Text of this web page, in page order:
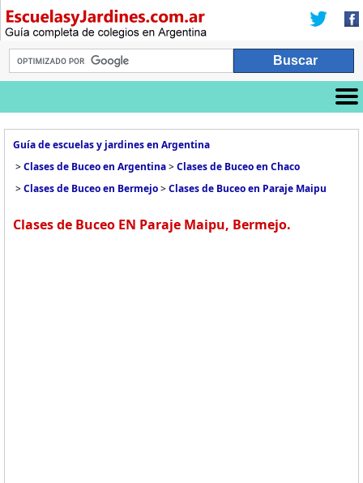
Guía de escuelas y jardines en Argentina
>Clases de Buceo en Argentina>Clases de Buceo en Chaco
>Clases de Buceo en Bermejo>Clases de Buceo en Paraje Maipu
Clases de Buceo EN Paraje Maipu, Bermejo.